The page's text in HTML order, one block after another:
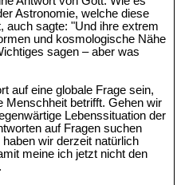
Astronomie, welche diese
auch sagte: "Und ihre extrem
und kosmologische Nähe
sagen – aber was
auf eine globale Frage sein,
Menschheit betrifft. Gehen wir
Lebenssituation der
auf Fragen suchen
wir derzeit natürlich
meine ich jetzt nicht den